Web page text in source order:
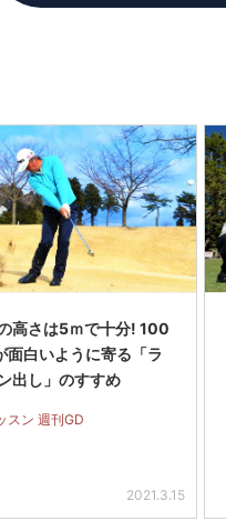
高さは5ｍで十分! 100
面白いように寄る「ラ
出し」のすすめ
スン 週刊GD
2021.3.15